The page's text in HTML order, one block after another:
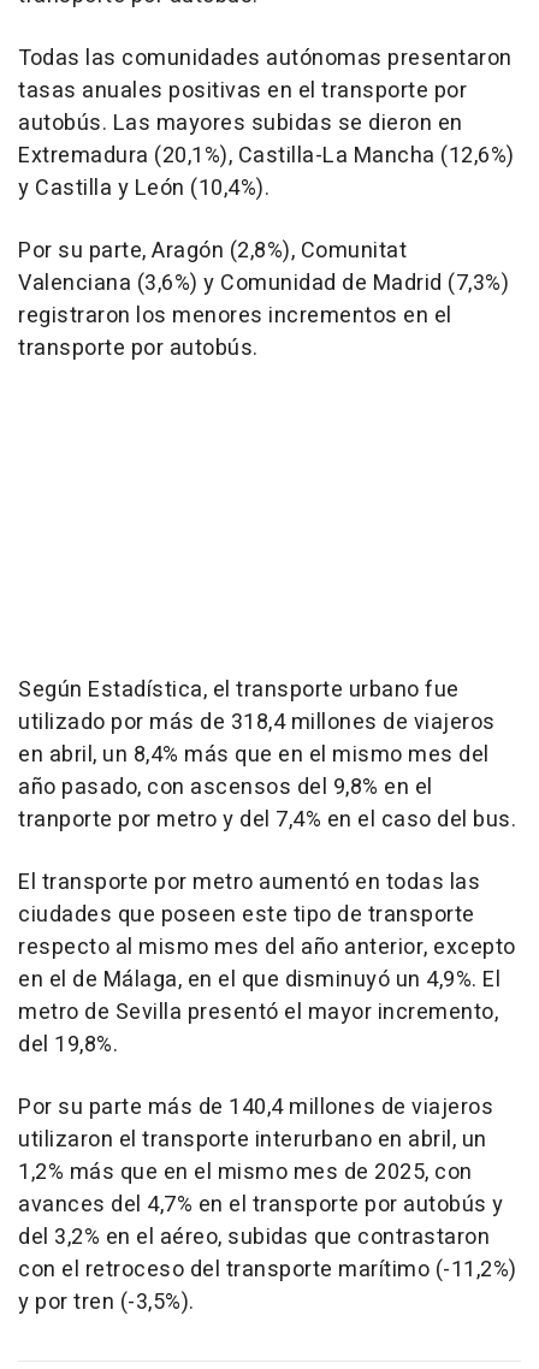
Todas las comunidades autónomas presentaron
tasas anuales positivas en el transporte por
autobús. Las mayores subidas se dieron en
Extremadura (20,1%), Castilla-La Mancha (12,6%)
y Castilla y León (10,4%).
Por su parte, Aragón (2,8%), Comunitat
Valenciana (3,6%) y Comunidad de Madrid (7,3%)
registraron los menores incrementos en el
transporte por autobús.
Según Estadística, el transporte urbano fue
utilizado por más de 318,4 millones de viajeros
en abril, un 8,4% más que en el mismo mes del
año pasado, con ascensos del 9,8% en el
tranporte por metro y del 7,4% en el caso del bus.
El transporte por metro aumentó en todas las
ciudades que poseen este tipo de transporte
respecto al mismo mes del año anterior, excepto
en el de Málaga, en el que disminuyó un 4,9%. El
metro de Sevilla presentó el mayor incremento,
del 19,8%.
Por su parte más de 140,4 millones de viajeros
utilizaron el transporte interurbano en abril, un
1,2% más que en el mismo mes de 2025, con
avances del 4,7% en el transporte por autobús y
del 3,2% en el aéreo, subidas que contrastaron
con el retroceso del transporte marítimo (-11,2%)
y por tren (-3,5%).